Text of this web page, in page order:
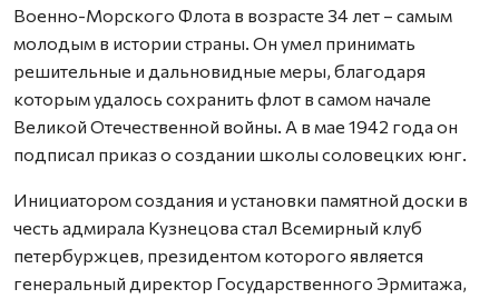
Военно-Морского Флота в возрасте 34 лет – самым
молодым в истории страны. Он умел принимать
решительные и дальновидные меры, благодаря
которым удалось сохранить флот в самом начале
Великой Отечественной войны. А в мае 1942 года он
подписал приказ о создании школы соловецких юнг.
Инициатором создания и установки памятной доски в
честь адмирала Кузнецова стал Всемирный клуб
петербуржцев, президентом которого является
генеральный директор Государственного Эрмитажа,